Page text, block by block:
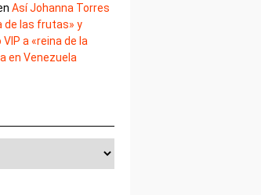
Así Johanna Torres
de las frutas» y
a «reina de la
en Venezuela